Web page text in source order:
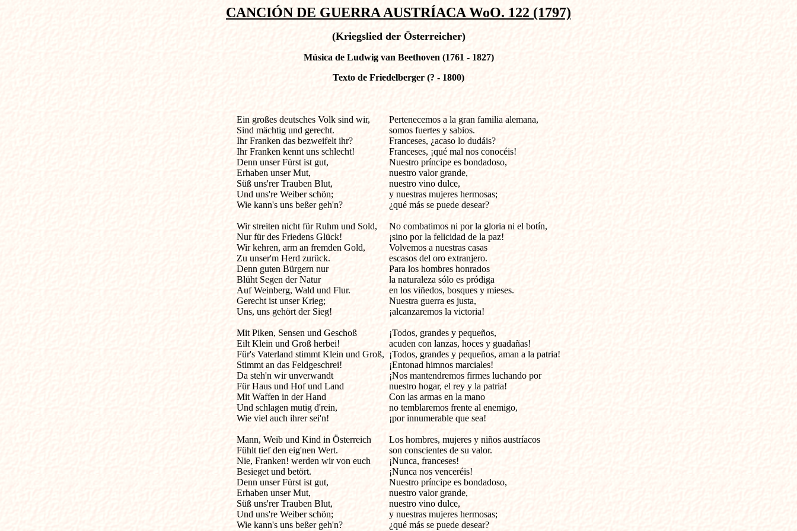
CANCIÓN DE GUERRA AUSTRÍACA WoO. 122 (1797)
(Kriegslied der Österreicher)
Música de Ludwig van Beethoven (1761 - 1827)
Texto de Friedelberger (? - 1800)
Ein großes deutsches Volk sind wir,
Sind mächtig und gerecht.
Ihr Franken das bezweifelt ihr?
Ihr Franken kennt uns schlecht!
Denn unser Fürst ist gut,
Erhaben unser Mut,
Süß uns'rer Trauben Blut,
Und uns're Weiber schön;
Wie kann's uns beßer geh'n?
Wir streiten nicht für Ruhm und Sold,
Nur für des Friedens Glück!
Wir kehren, arm an fremden Gold,
Zu unser'm Herd zurück.
Denn guten Bürgern nur
Blüht Segen der Natur
Auf Weinberg, Wald und Flur.
Gerecht ist unser Krieg;
Uns, uns gehört der Sieg!
Mit Piken, Sensen und Geschoß
Eilt Klein und Groß herbei!
Für's Vaterland stimmt Klein und Groß,
Stimmt an das Feldgeschrei!
Da steh'n wir unverwandt
Für Haus und Hof und Land
Mit Waffen in der Hand
Und schlagen mutig d'rein,
Wie viel auch ihrer sei'n!
Mann, Weib und Kind in Österreich
Fühlt tief den eig'nen Wert.
Nie, Franken! werden wir von euch
Besieget und betört.
Denn unser Fürst ist gut,
Erhaben unser Mut,
Süß uns'rer Trauben Blut,
Und uns're Weiber schön;
Wie kann's uns beßer geh'n?
Pertenecemos a la gran familia alemana,
somos fuertes y sabios.
Franceses, ¿acaso lo dudáis?
Franceses, ¡qué mal nos conocéis!
Nuestro príncipe es bondadoso,
nuestro valor grande,
nuestro vino dulce,
y nuestras mujeres hermosas;
¿qué más se puede desear?
No combatimos ni por la gloria ni el botín,
¡sino por la felicidad de la paz!
Volvemos a nuestras casas
escasos del oro extranjero.
Para los hombres honrados
la naturaleza sólo es pródiga
en los viñedos, bosques y mieses.
Nuestra guerra es justa,
¡alcanzaremos la victoria!
¡Todos, grandes y pequeños,
acuden con lanzas, hoces y guadañas!
¡Todos, grandes y pequeños, aman a la patria!
¡Entonad himnos marciales!
¡Nos mantendremos firmes luchando por
nuestro hogar, el rey y la patria!
Con las armas en la mano
no temblaremos frente al enemigo,
¡por innumerable que sea!
Los hombres, mujeres y niños austríacos
son conscientes de su valor.
¡Nunca, franceses!
¡Nunca nos venceréis!
Nuestro príncipe es bondadoso,
nuestro valor grande,
nuestro vino dulce,
y nuestras mujeres hermosas;
¿qué más se puede desear?